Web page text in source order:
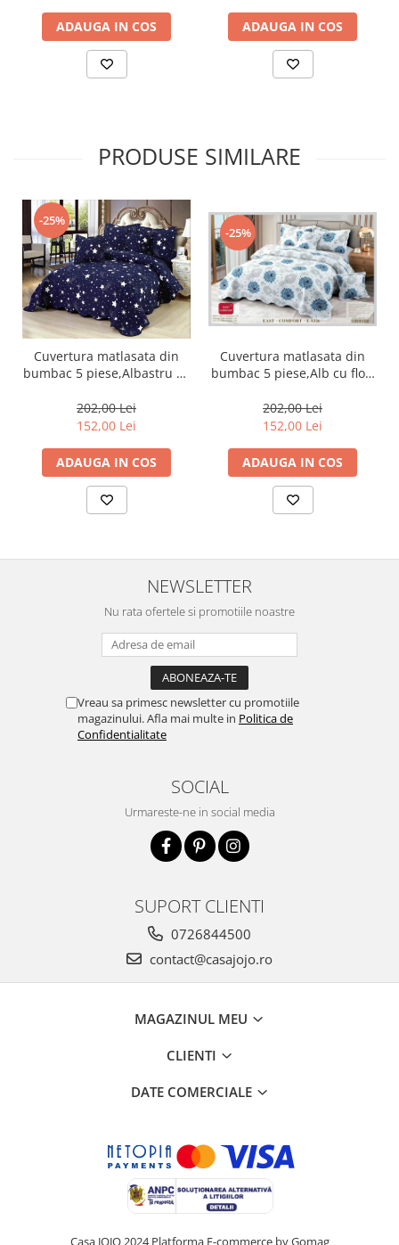
ADAUGA IN COS ADAUGA IN COS
PRODUSE SIMILARE
-25%
Cuvertura matlasata din
bumbac 5 piese,Albastru cu
202,00 Lei
152,00 Lei
ADAUGA IN COS
-25%
Cuvertura matlasata din
bumbac 5 piese,Alb cu flori
202,00 Lei
152,00 Lei
ADAUGA IN COS
NEWSLETTER
Nu rata ofertele si promotiile noastre
Vreau sa primesc newsletter cu promotiile
magazinului. Afla mai multe in Politica de
Confidentialitate
SOCIAL
Urmareste-ne in social media
SUPORT CLIENTI
0726844500
contact@casajojo.ro
MAGAZINUL MEU
CLIENTI
DATE COMERCIALE
Casa JOJO 2024Platforma E-commerce by Gomag